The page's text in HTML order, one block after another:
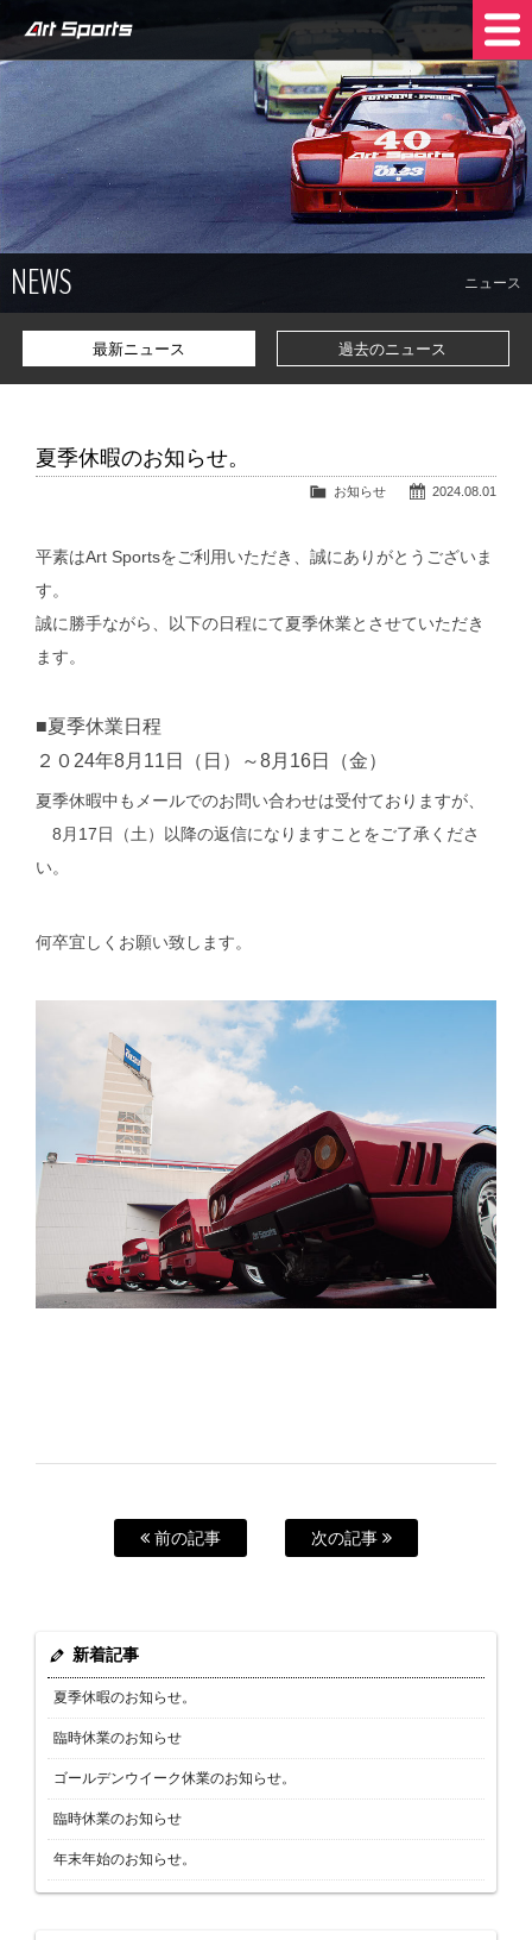
NEWS
STOCK CARS
SHOP INFO
COMPANY
NEWS ニュース
最新ニュース 過去のニュース
夏季休暇のお知らせ。
2024.08.01
お知らせ
平素はArt Sportsをご利用いただき、誠にありがとうございま
す。
誠に勝手ながら、以下の日程にて夏季休業とさせていただき
ます。
■夏季休業日程
２０24年8月11日（日）～8月16日（金）
夏季休暇中もメールでのお問い合わせは受付ておりますが、
8月17日（土）以降の返信になりますことをご了承くださ
い。
何卒宜しくお願い致します。
前の記事 次の記事
新着記事
夏季休暇のお知らせ。
臨時休業のお知らせ
ゴールデンウイーク休業のお知らせ。
臨時休業のお知らせ
年末年始のお知らせ。